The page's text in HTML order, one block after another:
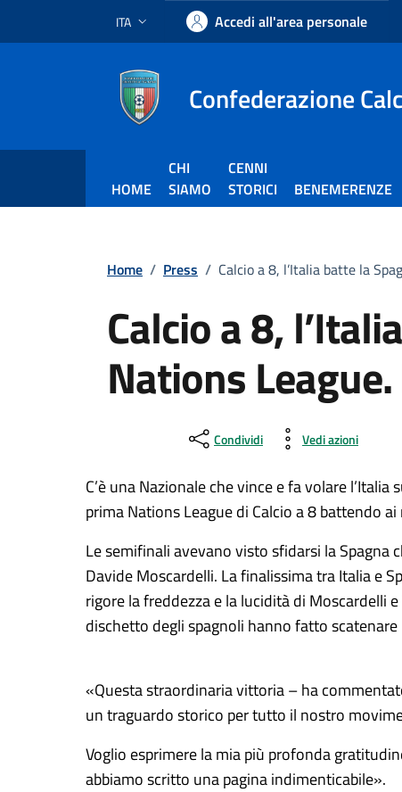
Lingua attiva:
ITA Accedi all'area personale
Confederazione
HOME
CHI
SIAMO
CENNI
STORICI
BENEMERENZE
Home / Press / Calcio a 8, l’Italia batte la
Calcio a 8,
Nations
Condividi Vedi azioni
C’è una Nazionale che vince e fa volare
prima Nations League di Calcio a 8 battendo
Le semifinali avevano visto sfidarsi la Spagna
Davide Moscardelli. La finalissima tra Italia e
rigore la freddezza e la lucidità di Moscardelli
dischetto degli spagnoli hanno fatto scatenare
«Questa straordinaria vittoria – ha
un traguardo storico per tutto il nostro
Voglio esprimere la mia più profonda
abbiamo scritto una pagina indimenticabile».